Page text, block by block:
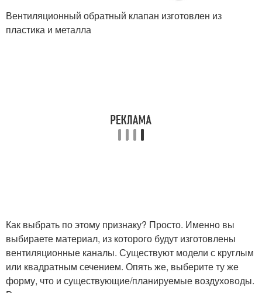
Вентиляционный обратный клапан изготовлен из
пластика и металла
Как выбрать по этому признаку? Просто. Именно вы
выбираете материал, из которого будут изготовлены
вентиляционные каналы. Существуют модели с круглым
или квадратным сечением. Опять же, выберите ту же
форму, что и существующие/планируемые воздуховоды.